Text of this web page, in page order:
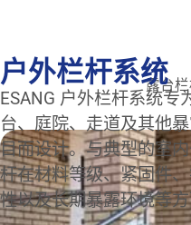
露台
户外栏杆系统
ESANG 户外栏杆系统
台、庭院、走道及其他
目而设计。与典型的室
杆在材料等级、紧固件
性以及长期暴露环境等